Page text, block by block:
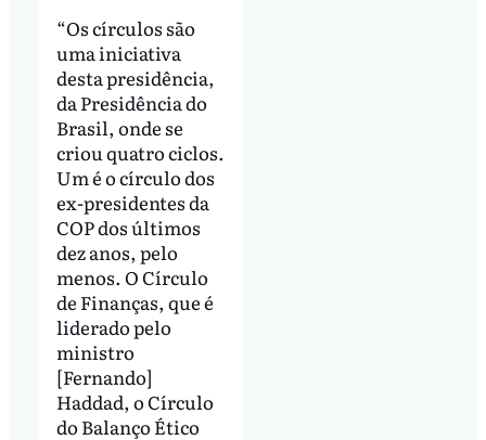
“Os círculos são
uma iniciativa
desta presidência,
da Presidência do
Brasil, onde se
criou quatro ciclos.
Um é o círculo dos
ex-presidentes da
COP dos últimos
dez anos, pelo
menos. O Círculo
de Finanças, que é
liderado pelo
ministro
[Fernando]
Haddad, o Círculo
do Balanço Ético